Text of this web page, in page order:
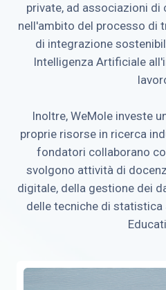
private, ad associazioni di
nell'ambito del processo di
di integrazione
Intelligenza Artificiale
Inoltre, WeMole investe
proprie risorse in ricerca
fondatori collaborano
svolgono attività di
digitale, della gestione dei
delle tecniche di statistica